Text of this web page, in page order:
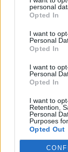
personal
Opted In
I want to
Personal
Opted In
I want to
Personal
Opted In
I want to
Retention,
Personal
Purposes
Opted Out
La Cursa de
Running Sèries
09 maig 2026